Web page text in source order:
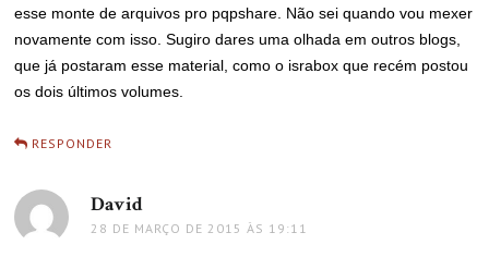
esse monte de arquivos pro pqpshare. Não sei quando vou mexer
novamente com isso. Sugiro dares uma olhada em outros blogs,
que já postaram esse material, como o israbox que recém postou
os dois últimos volumes.
RESPONDER
David
28 DE MARÇO DE 2015 ÀS 19:11